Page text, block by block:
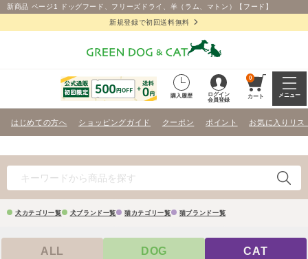
新商品 ページ1 ドッグフード、フリーズドライ、羊（ラム、マトン）【フード】
新規登録で初回送料無料
購入履歴
ログイン
会員登録
0
カート メニュー
はじめての方へ ショッピングガイド クーポン ポイント お気に入りリス
犬カテゴリ一覧 犬ブランド一覧 猫カテゴリ一覧 猫ブランド一覧
ALL DOG CAT